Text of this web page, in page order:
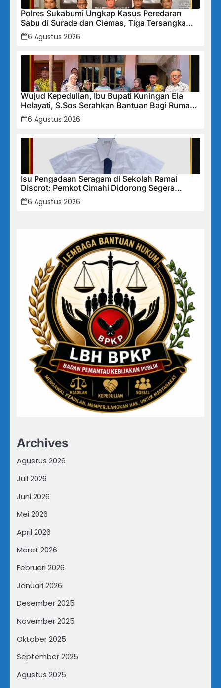
Polres Sukabumi Ungkap Kasus Peredaran
Sabu di Surade dan Ciemas, Tiga Tersangka
Diamankan
6 Agustus 2026
Wujud Kepedulian, Ibu Bupati Kuningan Ela
Helayati, S.Sos Serahkan Bantuan Bagi Rumah
Terdampak Bencana di Desa Karangkancana
6 Agustus 2026
Isu Pengadaan Seragam di Sekolah Ramai
Disorot: Pemkot Cimahi Didorong Segera
Lakukan Pembinaan dan Perbaikan Sistem
Secara Menyeluruh
6 Agustus 2026
Archives
Agustus 2026
Juli 2026
Juni 2026
Mei 2026
April 2026
Maret 2026
Februari 2026
Januari 2026
Desember 2025
November 2025
Oktober 2025
September 2025
Agustus 2025